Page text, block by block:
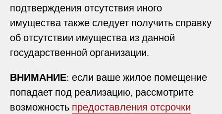
подтверждения отсутствия иного
имущества также следует получить справку
об отсутствии имущества из данной
государственной организации.
ВНИМАНИЕ: если ваше жилое помещение
попадает под реализацию, рассмотрите
возможность предоставления отсрочки